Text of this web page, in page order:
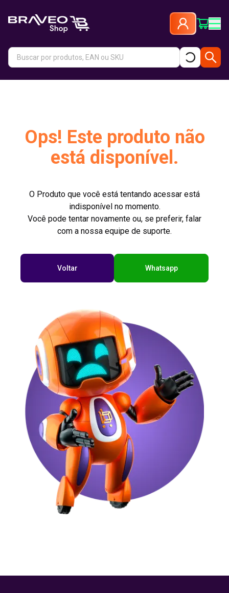
Ops! Este produto não
está disponível.
O Produto que você está tentando acessar está
indisponível no momento.
Você pode tentar novamente ou, se preferir, falar
com a nossa equipe de suporte.
Voltar Whatsapp